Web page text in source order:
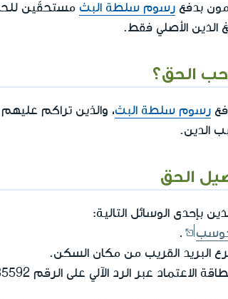
بدفع رسوم سلطة البث مستحقّين
الدَين الأصلي فقط.
الحق؟
رسوم سلطة البث، والذين تراكم عليهم الدَين قبل سنة
الدين.
الحق
بإحدى الوسائل التالية:
.
البريد القريب من مكان السكن.
الاعتماد عبر الرد الآلي على الرقم